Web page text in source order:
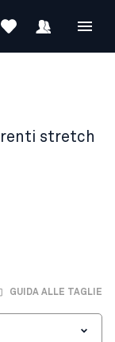
stretch
GUIDA ALLE TAGLIE